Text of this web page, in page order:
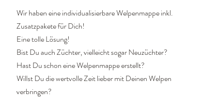
Wir haben eine individualisierbare Welpenmappe inkl.
Zusatzpakete für Dich!
Eine tolle Lösung!
Bist Du auch Züchter, vielleicht sogar Neuzüchter?
Hast Du schon eine Welpenmappe erstellt?
Willst Du die wertvolle Zeit lieber mit Deinen Welpen
verbringen?